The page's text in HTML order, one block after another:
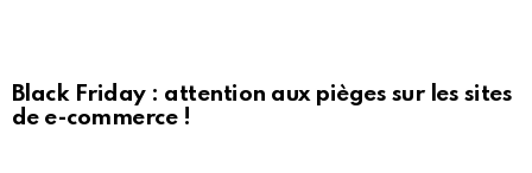
Black Friday : attention aux pièges sur les sites
de e-commerce !